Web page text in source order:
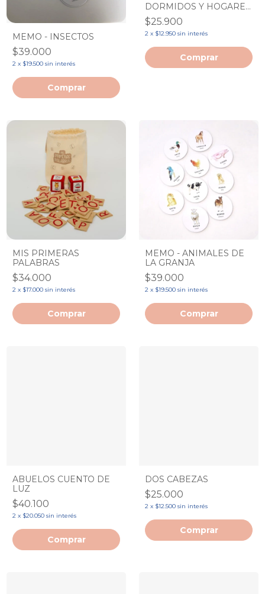
MEMO - INSECTOS
$39.000
2 x $19.500 sin interés
DORMIDOS Y HOGARES
PERDIDOS
$25.900
2 x $12.950 sin interés
MIS PRIMERAS
PALABRAS
$34.000
2 x $17.000 sin interés
MEMO - ANIMALES DE
LA GRANJA
$39.000
2 x $19.500 sin interés
ABUELOS CUENTO DE
LUZ
$40.100
2 x $20.050 sin interés
DOS CABEZAS
$25.000
2 x $12.500 sin interés